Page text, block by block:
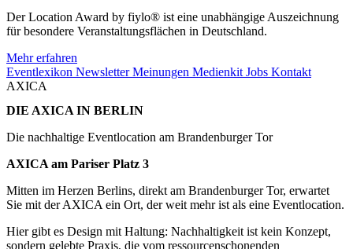
Der Location Award by fiylo® ist eine unabhängige Auszeichnung
für besondere Veranstaltungsflächen in Deutschland.
Mehr erfahren
Eventlexikon NewsletterMeinungen Medienkit Jobs Kontakt
AXICA
DIE AXICA IN BERLIN
Die nachhaltige Eventlocation am Brandenburger Tor
AXICA am Pariser Platz 3
Mitten im Herzen Berlins, direkt am Brandenburger Tor, erwartet
Sie mit der AXICA ein Ort, der weit mehr ist als eine Eventlocation.
Hier gibt es Design mit Haltung: Nachhaltigkeit ist kein Konzept,
sondern gelebte Praxis, die vom ressourcenschonenden